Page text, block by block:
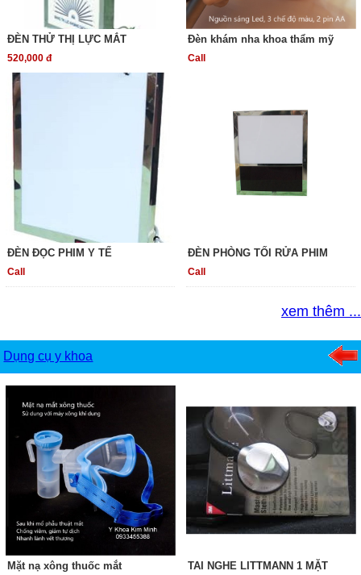
ĐÈN THỬ THỊ LỰC MẮT
520,000 đ
Đèn khám nha khoa thẩm mỹ
Call
ĐÈN ĐỌC PHIM Y TẾ
Call
ĐÈN PHÒNG TỐI RỬA PHIM
Call
xem thêm ...
Dụng cụ y khoa
Mặt nạ xông thuốc mắt
TAI NGHE LITTMANN 1 MẶT